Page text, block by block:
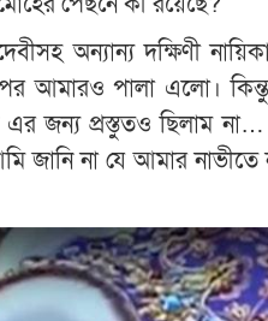
অন্যান্য দক্ষিণী
আমারও পালা এলো।
জন্য প্রস্তুতও ছিলাম
জানি না যে আমার